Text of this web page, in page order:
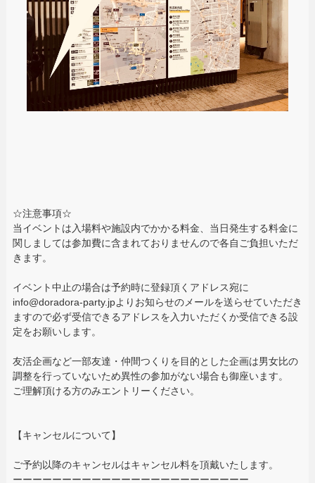
☆注意事項☆
当イベントは入場料や施設内でかかる料金、当日発生する料金に
関しましては参加費に含まれておりませんので各自ご負担いただ
きます。
イベント中止の場合は予約時に登録頂くアドレス宛に
info@doradora-party.jpよりお知らせのメールを送らせていただき
ますので必ず受信できるアドレスを入力いただくか受信できる設
定をお願いします。
友活企画など一部友達・仲間つくりを目的とした企画は男女比の
調整を行っていないため異性の参加がない場合も御座います。
ご理解頂ける方のみエントリーください。
【キャンセルについて】
ご予約以降のキャンセルはキャンセル料を頂戴いたします。
ーーーーーーーーーーーーーーーーーーーーーーーー